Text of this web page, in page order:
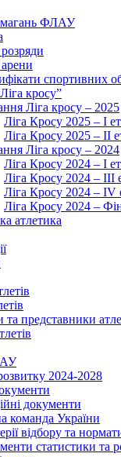
ФЛАУ
спортивних
кросу”
Ліга кросу – 2025
Ліга Кросу 2025 – I
Ліга Кросу 2025 – II
Ліга кросу – 2024
Ліга Кросу 2024 – I
Ліга Кросу 2024 – III
Ліга Кросу 2024 – IV
Ліга Кросу 2024 –
атлетика
представники
2024-2028
документи
команда України
відбору та
статистики та